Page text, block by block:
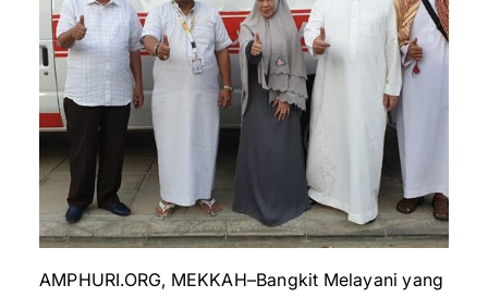
AMPHURI.ORG, MEKKAH–Bangkit Melayani yang